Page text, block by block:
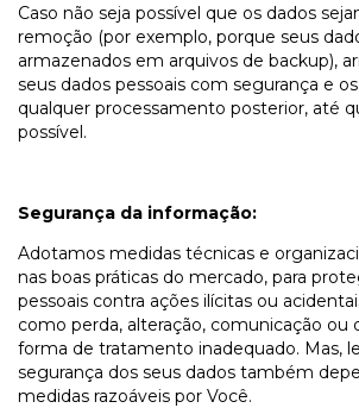
Caso não seja possível que os dados
remoção (por exemplo, porque seus
armazenados em arquivos de backup),
seus dados pessoais com segurança e
qualquer processamento posterior, até
possível.
Segurança da informação:
Adotamos medidas técnicas e
nas boas práticas do mercado, para
pessoais contra ações ilícitas ou
como perda, alteração, comunicação ou
forma de tratamento inadequado. Mas,
segurança dos seus dados também
medidas razoáveis por Você.